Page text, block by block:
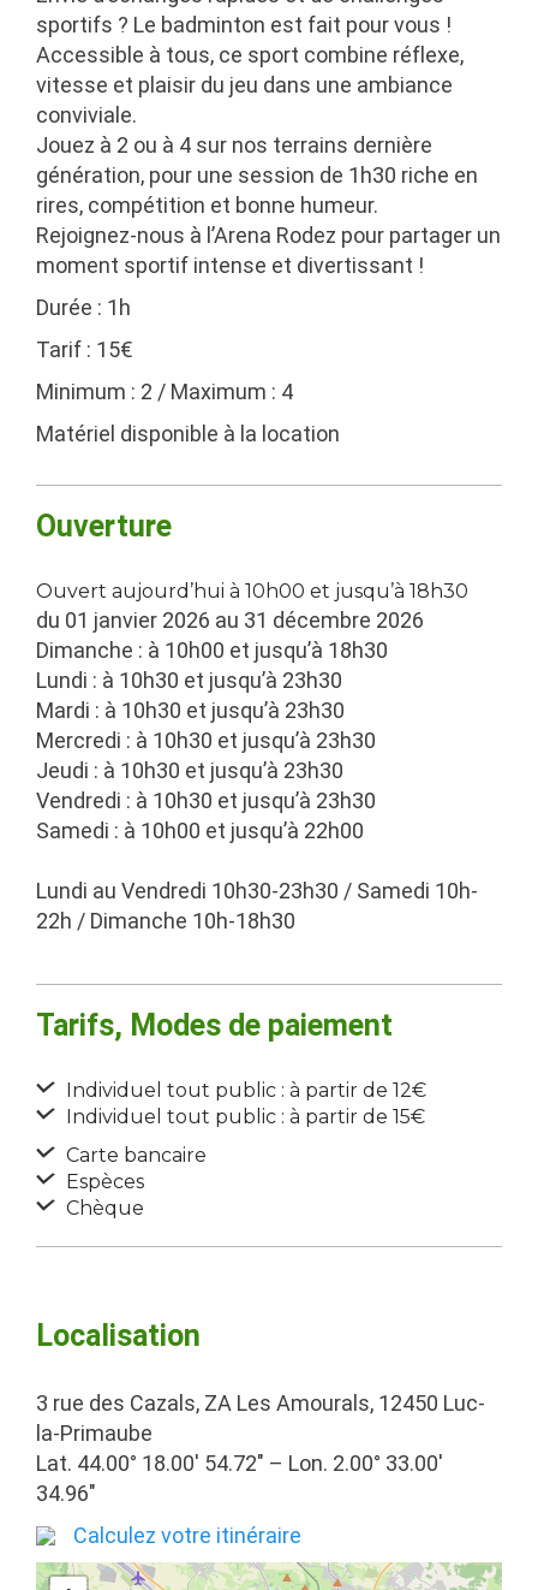
sportifs ? Le badminton est fait pour vous !
Accessible à tous, ce sport combine réflexe,
vitesse et plaisir du jeu dans une ambiance
conviviale.
Jouez à 2 ou à 4 sur nos terrains dernière
génération, pour une session de 1h30 riche en
rires, compétition et bonne humeur.
Rejoignez-nous à l’Arena Rodez pour partager un
moment sportif intense et divertissant !
Durée : 1h
Tarif : 15€
Minimum : 2 / Maximum : 4
Matériel disponible à la location
Ouverture
Ouvert aujourd’hui à 10h00 et jusqu’à 18h30
du 01 janvier 2026 au 31 décembre 2026
Dimanche : à 10h00 et jusqu’à 18h30
Lundi : à 10h30 et jusqu’à 23h30
Mardi : à 10h30 et jusqu’à 23h30
Mercredi : à 10h30 et jusqu’à 23h30
Jeudi : à 10h30 et jusqu’à 23h30
Vendredi : à 10h30 et jusqu’à 23h30
Samedi : à 10h00 et jusqu’à 22h00
Lundi au Vendredi 10h30-23h30 / Samedi 10h-
22h / Dimanche 10h-18h30
Tarifs, Modes de paiement
Individuel tout public : à partir de 12€
Individuel tout public : à partir de 15€
Carte bancaire
Espèces
Chèque
Localisation
3 rue des Cazals, ZA Les Amourals, 12450 Luc-
la-Primaube
Lat. 44.00° 18.00′ 54.72″ – Lon. 2.00° 33.00′
34.96″
Calculez votre itinéraire